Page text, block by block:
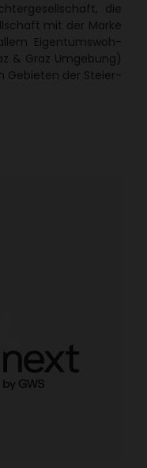
die
mit der Marke
Eigen­tums­woh­
& Graz Umge­bung)
Gebieten der Stei­er­